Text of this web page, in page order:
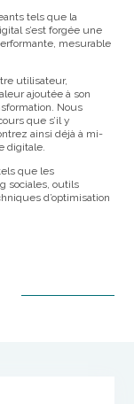
tels que la
s’est forgée une
mesurable
utilisateur,
ajoutée à son
Nous
que s’il y
ainsi déjà à mi-
digitale.
que les
sociales, outils
d’optimisation